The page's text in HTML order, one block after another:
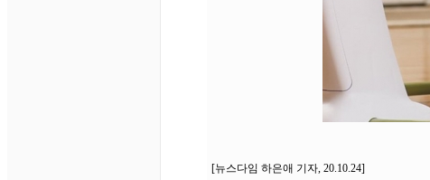
[뉴스다임 하은애 기자, 20.10.24]